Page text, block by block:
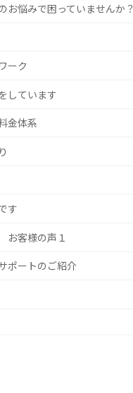
お悩みで困っていませんか？
ーク
しています
金体系
す
客様の声１
ポートのご紹介